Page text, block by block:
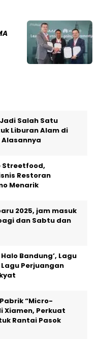
Salah Satu
Liburan Alam di
Streetfood,
Restoran
Menarik
2025, jam masuk
dan Sabtu dan
Bandung’, Lagu
Perjuangan
“Micro-
Xiamen, Perkuat
Rantai Pasok